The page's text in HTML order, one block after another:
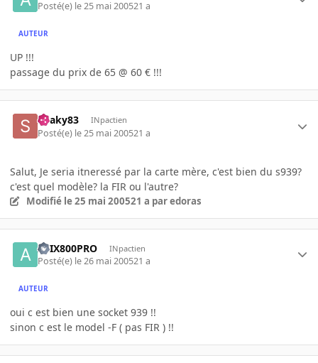
Posté(e) le 25 mai 200521 a
AUTEUR
UP !!!
passage du prix de 65 @ 60 € !!!
Snaky83 INpactien
Posté(e) le 25 mai 200521 a
Salut, Je seria itneressé par la carte mère, c'est bien du s939?
c'est quel modèle? la FIR ou l'autre?
Modifié le 25 mai 200521 a par edoras
ATIX800PRO INpactien
Posté(e) le 26 mai 200521 a
AUTEUR
oui c est bien une socket 939 !!
sinon c est le model -F ( pas FIR ) !!